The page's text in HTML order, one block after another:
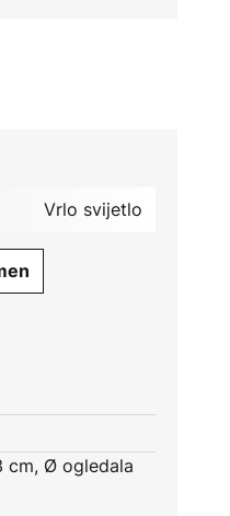
Vrlo svijetlo
cm, Ø ogledala